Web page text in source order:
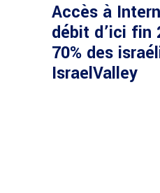
Accès à
débit d’ici fin
70% des
IsraelValley